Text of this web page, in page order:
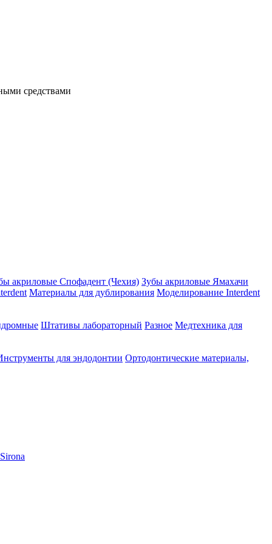
средствами
акриловые Спофадент (Чехия) Зубы акриловые Ямахачи
Материалы для дублирования Моделирование Interdent
Штативы лабораторный Разное Медтехника для
для эндодонтии Ортодонтические материалы,